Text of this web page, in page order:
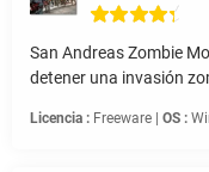
San Andreas Zombie
detener una invasión
Licencia : Freeware | OS :